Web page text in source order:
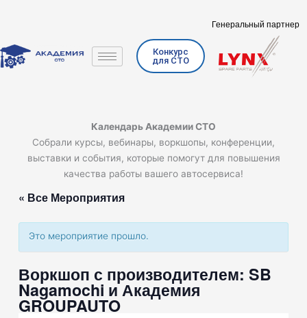
Конкурс
для СТО
Генеральный партнер
Календарь Академии СТО
Собрали курсы, вебинары, воркшопы, конференции,
выставки и события, которые помогут для повышения
качества работы вашего автосервиса!
« Все Мероприятия
Это мероприятие прошло.
Воркшоп с производителем: SB
Nagamochi и Академия
GROUPAUTO